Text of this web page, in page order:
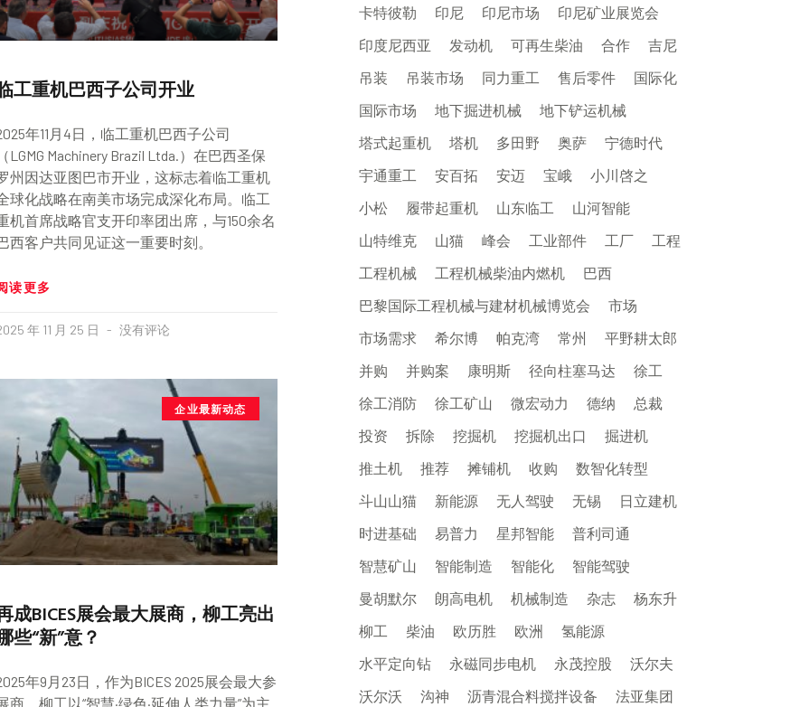
工重机巴西子公司开业
年11月4日，临工重机巴西子公司
（LGMG Machinery Brazil Ltda.）在巴西圣保
州因达亚图巴市开业，这标志着临工重机
球化战略在南美市场完成深化布局。临工
机首席战略官支开印率团出席，与150余名
西客户共同见证这一重要时刻。
读更多
年 11 月 25 日 没有评论
企业最新动态
成BICES展会最大展商，柳工亮出
些“新”意？
年9月23日，作为BICES 2025展会最大参
商，柳工以“智慧·绿色·延伸人类力量”为主
卡特彼勒
印尼 印尼市场
印尼矿业展览会
印度尼西亚
发动机 可再生柴油 合作
吉尼
吊装
吊装市场 同力重工 售后零件
国际化
国际市场
地下掘进机械
地下铲运机械
塔式起重机
塔机 多田野 奥萨
宁德时代
宇通重工
安百拓 安迈 宝峨
小川啓之
小松
履带起重机 山东临工
山河智能
山特维克
山猫 峰会 工业部件 工厂
工程
工程机械
工程机械柴油内燃机
巴西
巴黎国际工程机械与建材机械博览会
市场
市场需求
希尔博 帕克湾 常州
平野耕太郎
并购
并购案 康明斯 径向柱塞马达
徐工
徐工消防
徐工矿山 微宏动力 德纳
总裁
投资
拆除 挖掘机 挖掘机出口
掘进机
推土机
推荐 摊铺机 收购
数智化转型
斗山山猫
新能源 无人驾驶 无锡
日立建机
时进基础
易普力 星邦智能
普利司通
智慧矿山
智能制造 智能化
智能驾驶
曼胡默尔
朗高电机 机械制造 杂志
杨东升
柳工
柴油 欧历胜 欧洲
氢能源
水平定向钻
永磁同步电机 永茂控股
沃尔夫
沃尔沃
沟神 沥青混合料搅拌设备 法亚集团